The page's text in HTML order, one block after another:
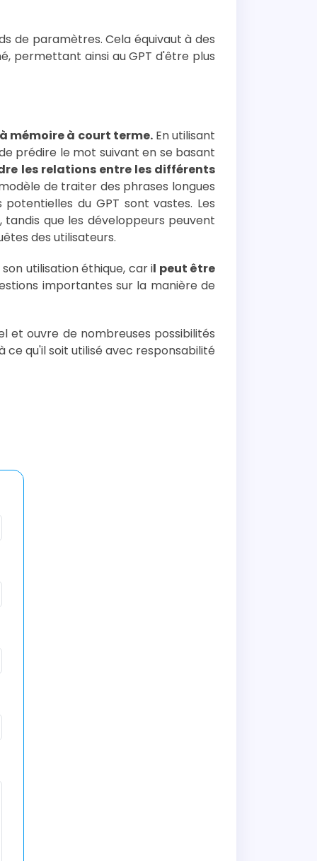
de paramètres. Cela équivaut à des
permettant ainsi au GPT d'être plus
mémoire à court terme.En utilisant
prédire le mot suivant en se basant
les relations entre les différents
de traiter des phrases longues
du GPT sont vastes. Les
que les développeurs peuvent
des utilisateurs.
utilisation éthique, car il peut être
importantes sur la manière de
et ouvre de nombreuses possibilités
qu'il soit utilisé avec responsabilité